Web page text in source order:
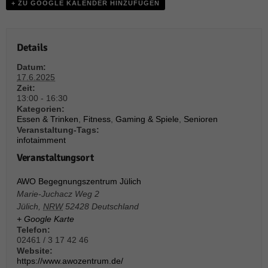
+ ZU GOOGLE KALENDER HINZUFÜGEN
Details
Datum:
17.6.2025
Zeit:
13:00 - 16:30
Kategorien:
Essen & Trinken, Fitness,Gaming & Spiele, Senioren
Veranstaltung-Tags:
infotaimment
Veranstaltungsort
AWO Begegnungszentrum Jülich
Marie-Juchacz Weg 2
Jülich, NRW 52428 Deutschland
+ Google Karte
Telefon:
02461 / 3 17 42 46
Website:
https://www.awozentrum.de/
auswählen.
Datenschutzeinstellungen
Essenziell (1)
Essenzielle Cookies ermöglichen grundlegende Funktionen und sind für die
einwandfreie Funktion der Website erforderlich.
Cookie-Informationen anzeigen
Statistiken (1)
uns zu verstehen, wie unsere Besucher unsere Website nutzen.
Cookie-Informationen anzeigen
Marketing (1)
Marketing-Cookies werden von Drittanbietern oder Publishern verwendet,
um personalisierte Werbung anzuzeigen. Sie tun dies, indem sie Besucher